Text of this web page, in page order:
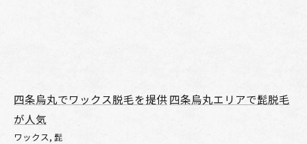
四条烏丸でワックス脱毛を提供四条烏丸エリアで髭脱毛
が人気
ワックス 髭